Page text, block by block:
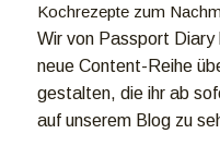
Kochrezepte zum
Wir von Passport Diary
neue Content-Reihe
gestalten, die ihr ab
auf unserem Blog zu